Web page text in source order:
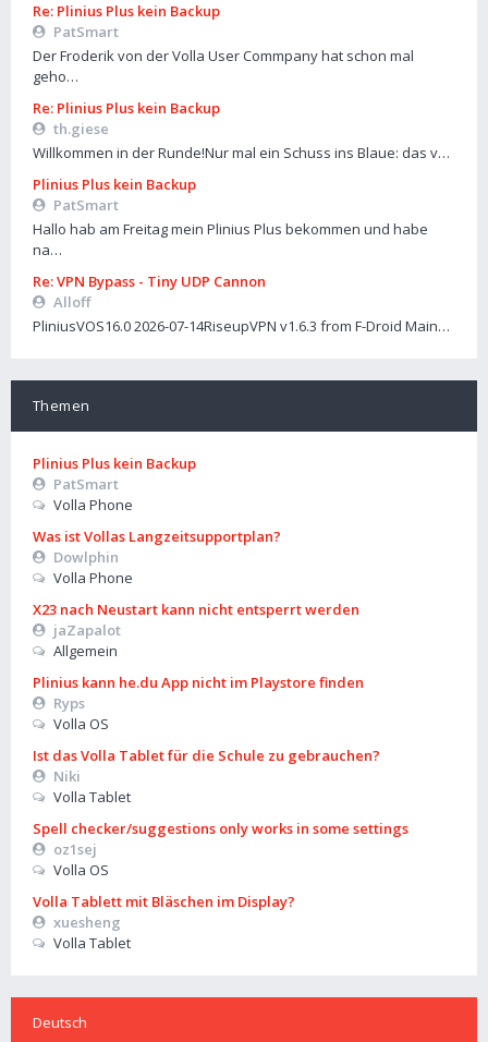
Re: Plinius Plus kein Backup
PatSmart
Der Froderik von der Volla User Commpany hat schon mal
geho…
Re: Plinius Plus kein Backup
th.giese
Willkommen in der Runde!Nur mal ein Schuss ins Blaue: das v…
Plinius Plus kein Backup
PatSmart
Hallo hab am Freitag mein Plinius Plus bekommen und habe
na…
Re: VPN Bypass - Tiny UDP Cannon
Alloff
PliniusVOS16.0 2026-07-14RiseupVPN v1.6.3 from F-Droid Main…
Themen
Plinius Plus kein Backup
PatSmart
Volla Phone
Was ist Vollas Langzeitsupportplan?
Dowlphin
Volla Phone
X23 nach Neustart kann nicht entsperrt werden
jaZapalot
Allgemein
Plinius kann he.du App nicht im Playstore finden
Ryps
Volla OS
Ist das Volla Tablet für die Schule zu gebrauchen?
Niki
Volla Tablet
Spell checker/suggestions only works in some settings
oz1sej
Volla OS
Volla Tablett mit Bläschen im Display?
xuesheng
Volla Tablet
Deutsch